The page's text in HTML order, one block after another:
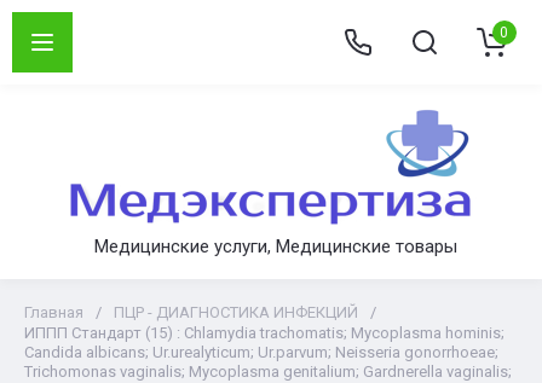
Медицинские услуги, Медицинские товары
0
Главная / ПЦР - ДИАГНОСТИКА ИНФЕКЦИЙ
/
ИППП Стандарт (15) : Chlamydia trachomatis; Mycoplasma hominis;
Candida albicans; Ur.urealyticum; Ur.parvum; Neisseria gonorrhoeae;
Trichomonas vaginalis; Mycoplasma genitalium; Gardnerella vaginalis;